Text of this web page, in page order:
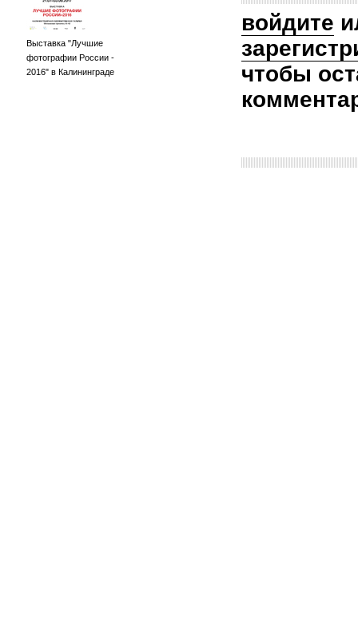
Выставка "Лучшие
фотографии России -
2016" в Калининграде
войдите
чтобы